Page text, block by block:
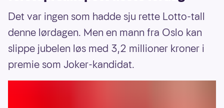
Det var ingen som hadde sju rette Lotto-tall
denne lørdagen. Men en mann fra Oslo kan
slippe jubelen løs med 3,2 millioner kroner i
premie som Joker-kandidat.